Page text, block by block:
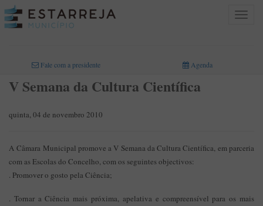
Toggle
Fale com a presidente Agenda
V Semana da Cultura Científica
quinta, 04 de novembro 2010
A Câmara Municipal promove a V Semana da Cultura Científica, em parceria
com as Escolas do Concelho, com os seguintes objectivos:
. Promover o gosto pela Ciência;
. Tornar a Ciência mais próxima, apelativa e compreensível para os mais